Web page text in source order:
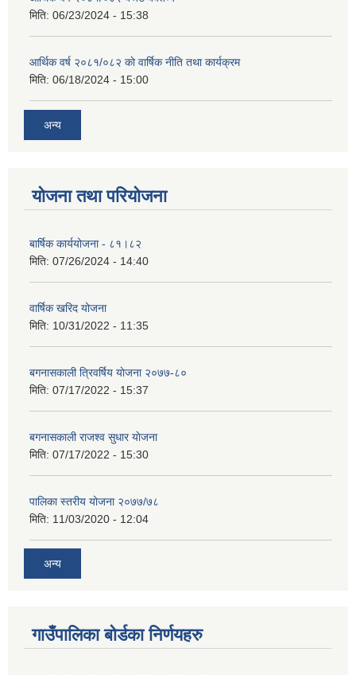
मिति: 06/23/2024 - 15:38
आर्थिक वर्ष २०८१/०८२ काे वार्षिक नीति तथा कार्यक्रम
मिति: 06/18/2024 - 15:00
अन्य
योजना तथा परियोजना
बार्षिक कार्ययोजना - ८१।८२
मिति: 07/26/2024 - 14:40
वार्षिक खरिद योजना
मिति: 10/31/2022 - 11:35
बगनासकाली त्रिवर्षिय याेजना २०७७-८०
मिति: 07/17/2022 - 15:37
बगनासकाली राजश्व सुधार याेजना
मिति: 07/17/2022 - 15:30
पालिका स्तरीय योजना २०७७/७८
मिति: 11/03/2020 - 12:04
अन्य
गाउँपालिका बोर्डका निर्णयहरु